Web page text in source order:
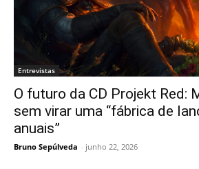
Entrevistas
O futuro da CD Projekt Red:
sem virar uma “fábrica de
anuais”
Bruno Sepúlveda - junho 22, 2026